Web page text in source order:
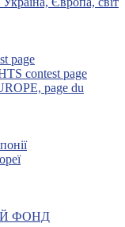
page
contest page
page du
ФОНД